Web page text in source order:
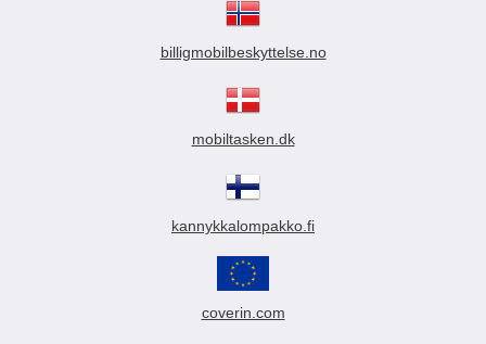
billigmobilbeskyttelse.no
mobiltasken.dk
kannykkalompakko.fi
coverin.com